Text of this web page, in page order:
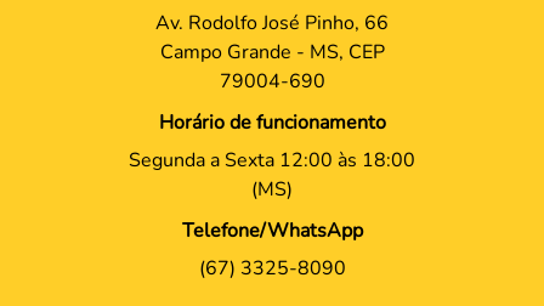
Av. Rodolfo José Pinho, 66
Campo Grande - MS, CEP
79004-690
Horário de funcionamento
Segunda a Sexta 12:00 às 18:00
(MS)
Telefone/WhatsApp
(67) 3325-8090